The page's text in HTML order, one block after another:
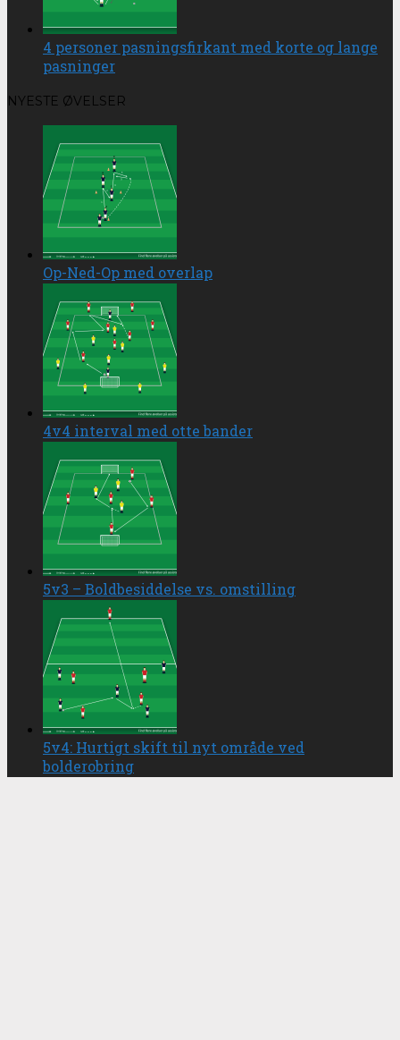
4 personer pasningsfirkant med korte og lange
pasninger
NYESTE ØVELSER
Op-Ned-Op med overlap
4v4 interval med otte bander
5v3 – Boldbesiddelse vs. omstilling
5v4: Hurtigt skift til nyt område ved
bolderobring